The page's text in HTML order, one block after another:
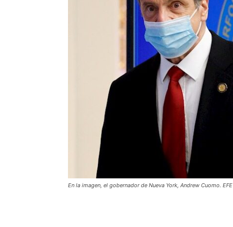
En la imagen, el gobernador de Nueva York, Andrew Cuomo. EFE